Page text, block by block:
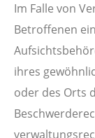
Im Falle von
Betroffenen
ihres
oder des Orts